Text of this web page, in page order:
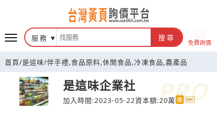
台灣黃頁詢價平台
服務 搜尋
免費詢價
首頁/是這味/伴手禮,食品原料,休閒食品,冷凍食品,農產品
是這味企業社
加入時間:2023-05-22資本額:20萬